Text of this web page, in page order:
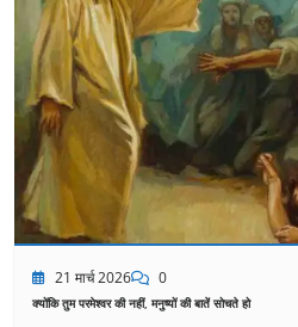
21 मार्च 2026 0
क्योंकि तुम परमेश्वर की नहीं, मनुष्यों की बातें सोचते हो